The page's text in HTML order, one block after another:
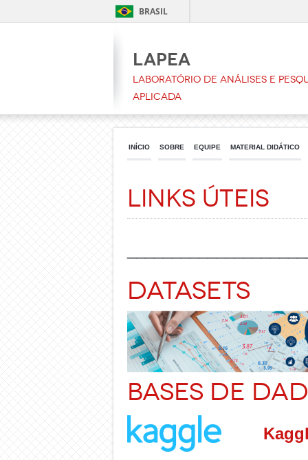
BRASIL
LAPEA
Laboratório de Análises e
Aplicada
INÍCIO SOBRE EQUIPE MATERIAL DIDÁTICO
Links úteis
Datasets
Bases de